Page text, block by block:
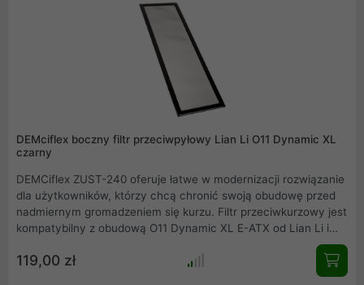
DEMciflex boczny filtr przeciwpyłowy Lian Li O11 Dynamic XL
czarny
DEMCiflex ZUST-240 oferuje łatwe w modernizacji rozwiązanie
dla użytkowników, którzy chcą chronić swoją obudowę przed
nadmiernym gromadzeniem się kurzu. Filtr przeciwkurzowy jest
kompatybilny z obudową O11 Dynamic XL E-ATX od Lian Li i
magnesom w ramce filtra, montaż jest prosty i nie wymaga
119,00 zł